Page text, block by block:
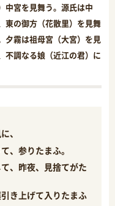
中宮を見舞う。源氏は中
東の御方（花散里）を見舞
夕霧は祖母宮（大宮）を見
不調なる娘（近江の君）に
、
、参りたまふ。
、昨夜、見捨てがた
き上げて入りたまふ